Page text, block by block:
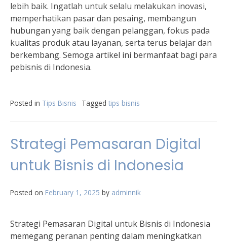
lebih baik. Ingatlah untuk selalu melakukan inovasi,
memperhatikan pasar dan pesaing, membangun
hubungan yang baik dengan pelanggan, fokus pada
kualitas produk atau layanan, serta terus belajar dan
berkembang. Semoga artikel ini bermanfaat bagi para
pebisnis di Indonesia.
Posted in Tips Bisnis Tagged tips bisnis
Strategi Pemasaran Digital
untuk Bisnis di Indonesia
Posted on February 1, 2025 by adminnik
Strategi Pemasaran Digital untuk Bisnis di Indonesia
memegang peranan penting dalam meningkatkan